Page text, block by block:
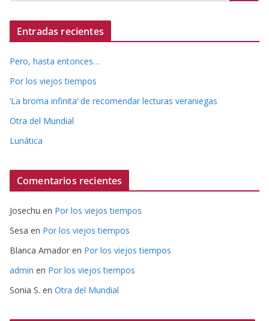
Entradas recientes
Pero, hasta entonces…
Por los viejos tiempos
‘La broma infinita’ de recomendar lecturas veraniegas
Otra del Mundial
Lunática
Comentarios recientes
Josechu en Por los viejos tiempos
Sesa en Por los viejos tiempos
Blanca Amador en Por los viejos tiempos
admin en Por los viejos tiempos
Sonia S. en Otra del Mundial